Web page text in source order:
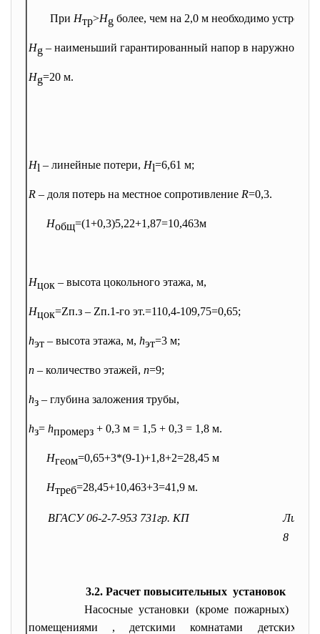
При Нтр>Нg более, чем на 2,0 м необходимо
Нg – наименьший гарантированный напор в наружной
Нg=20 м.
Нl – линейные потери, Нl=6,61 м;
R – доля потерь на местное сопротивление R=0,3.
Нобщ=(1+0,3)ּ5,22+1,87=10,463м
Нцок – высота цокольного этажа, м,
Нцок=Zп.з – Zп.1-го эт.=110,4-109,75=0,65;
hэт – высота этажа, м, hэт=3 м;
n – количество этажей, n=9;
hз – глубина заложения трубы,
hз= hпромерз + 0,3 м = 1,5 + 0,3 = 1,8 м.
Нгеом=0,65+3*(9-1)+1,8+2=28,45 м
Нтреб=28,45+10,463+3=41,9 м.
ВГАСУ 06-2-7-953 731гр. КП
Лист
8
3.2. Расчет повысительных установок
Насосные установки (кромепожарных) не
помещениями , детскими комнатами детских